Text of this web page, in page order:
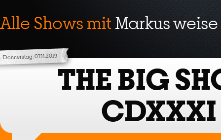
Alle Shows mitMarkus weise
Donnerstag, 07.11.2019
THE BIG
CDXXXI